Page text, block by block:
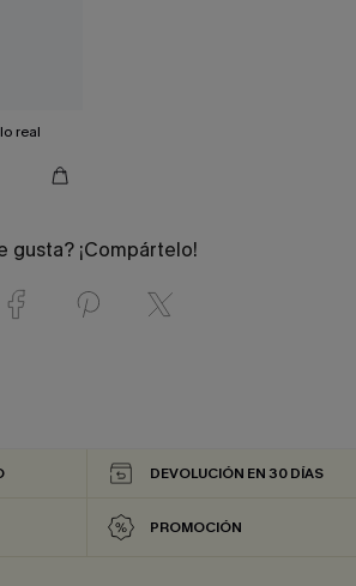
real
gusta? ¡Compártelo!
DEVOLUCIÓN EN 30 DÍAS
PROMOCIÓN